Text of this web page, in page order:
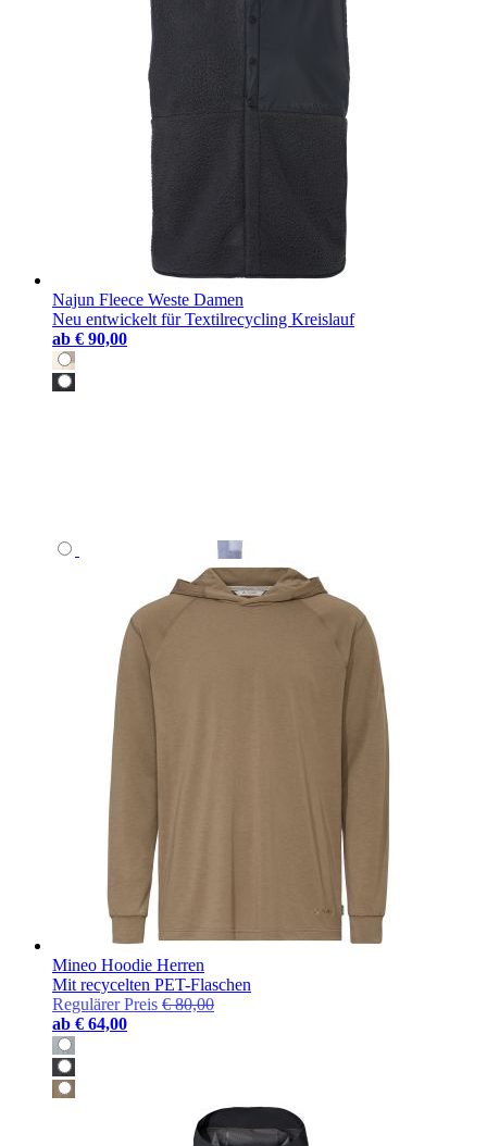
Najun Fleece Weste Damen
Neu entwickelt für Textilrecycling Kreislauf
ab € 90,00
Mineo Hoodie Herren
Mit recycelten PET-Flaschen
Regulärer Preis € 80,00
ab € 64,00